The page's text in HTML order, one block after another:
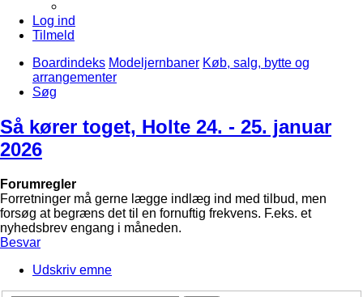
Log ind
Tilmeld
Boardindeks Modeljernbaner Køb, salg, bytte og
arrangementer
Søg
Så kører toget, Holte 24. - 25. januar
2026
Forumregler
Forretninger må gerne lægge indlæg ind med tilbud, men
forsøg at begræns det til en fornuftig frekvens. F.eks. et
nyhedsbrev engang i måneden.
Besvar
Udskriv emne